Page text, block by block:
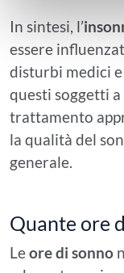
In sintesi, l’
essere
disturbi medici
questi soggetti
trattamento
la qualità del
generale.
Quante ore
Leore di sonno